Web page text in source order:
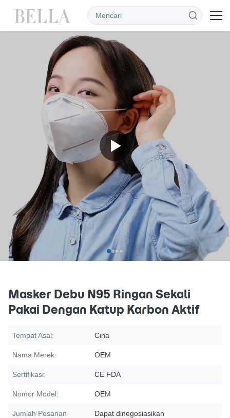
Masker Debu N95 Ringan Sekali
Pakai Dengan Katup Karbon Aktif
Tempat Asal: Cina
Nama Merek: OEM
Sertifikasi: CE FDA
Nomor Model: OEM
Jumlah Pesanan
Dapat dinegosiasikan